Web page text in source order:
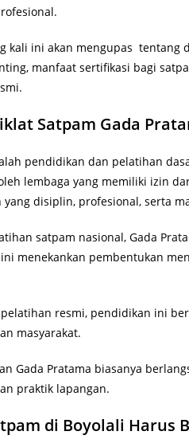
kali ini akan mengupas tentang
manfaat sertifikasi bagi
Satpam Gada
pendidikan dan pelatihan
lembaga yang memiliki izin
yang disiplin, profesional, serta
satpam nasional, Gada
menekankan pembentukan
resmi, pendidikan ini
masyarakat.
Gada Pratama biasanya
praktik lapangan.
di Boyolali Harus